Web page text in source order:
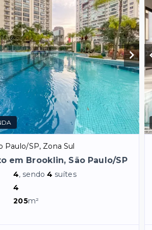
Paulo/SP, Zona Sul
em Brooklin, São Paulo/SP
4, sendo4 suítes
4
205m²